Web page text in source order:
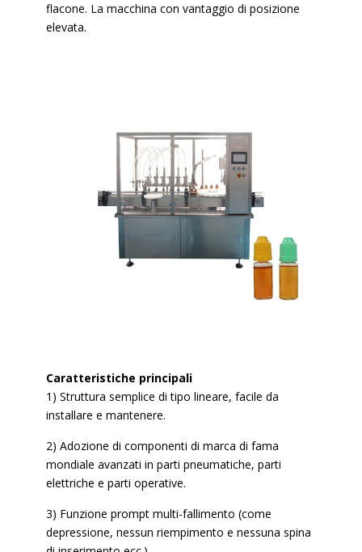
flacone. La macchina con vantaggio di posizione
elevata.
Caratteristiche principali
1) Struttura semplice di tipo lineare, facile da
installare e mantenere.
2) Adozione di componenti di marca di fama
mondiale avanzati in parti pneumatiche, parti
elettriche e parti operative.
3) Funzione prompt multi-fallimento (come
depressione, nessun riempimento e nessuna spina